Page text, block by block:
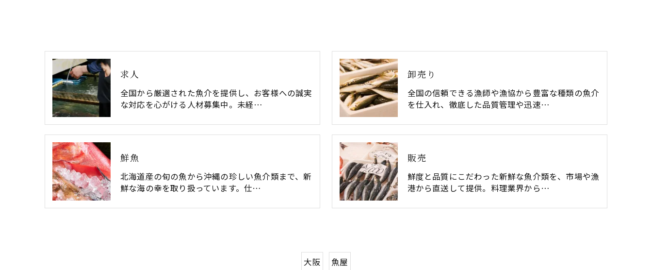
求人
全国から厳選された魚介を提供し、お客様への誠実
な対応を心がける人材募集中。未経…
卸売り
全国の信頼できる漁師や漁協から豊富な種類の魚介
を仕入れ、徹底した品質管理や迅速…
鮮魚
北海道産の旬の魚から沖縄の珍しい魚介類まで、新
鮮な海の幸を取り扱っています。仕…
販売
鮮度と品質にこだわった新鮮な魚介類を、市場や漁
港から直送して提供。料理業界から…
大阪 魚屋